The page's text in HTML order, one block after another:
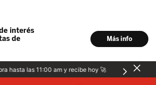
hasta las 11:00 am y recibe hoy 🚀